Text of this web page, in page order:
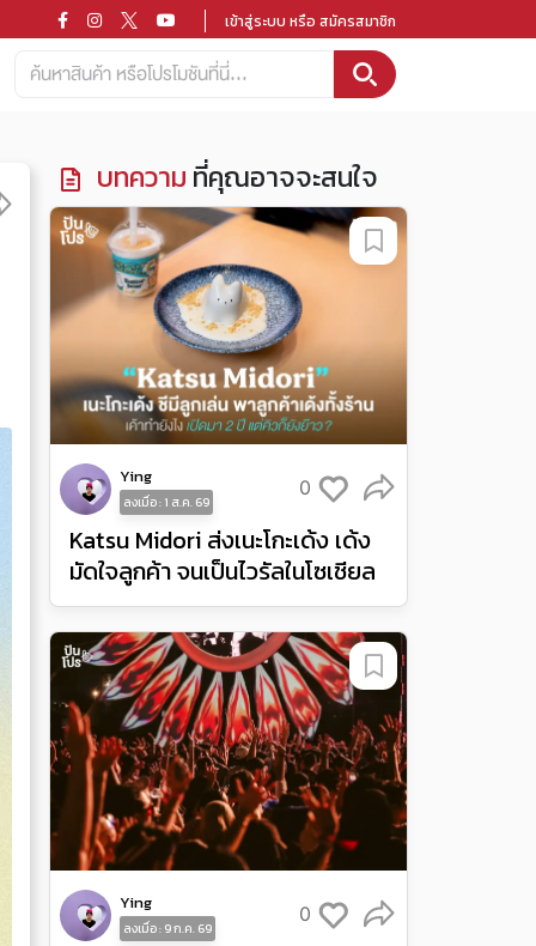
เข้าสู่ระบบ หรือ สมัครสมาชิก
บทความ ที่คุณอาจจะสนใจ
Ying
ลงเมื่อ : 1 ส.ค. 69
Katsu Midori ส่งเนะโกะเด้ง เด้ง
มัดใจลูกค้า จนเป็นไวรัลในโซเชียล
0
Ying
ลงเมื่อ : 9 ก.ค. 69
0